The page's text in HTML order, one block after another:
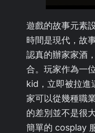
遊戲的故事元素
時間是現代，故
認真的辦家家酒
合。玩家作為一
kid，立即被拉進
家可以從幾種職
的差別並不是很
簡單的 cosplay